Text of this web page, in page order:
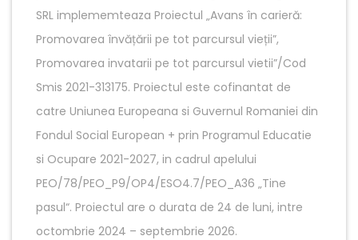
SRL implememteaza Proiectul „Avans în carieră:
Promovarea învățării pe tot parcursul vieții”,
Promovarea invatarii pe tot parcursul vietii”/Cod
Smis 2021-313175. Proiectul este cofinantat de
catre Uniunea Europeana si Guvernul Romaniei din
Fondul Social European + prin Programul Educatie
si Ocupare 2021-2027, in cadrul apelului
PEO/78/PEO_P9/OP4/ESO4.7/PEO_A36 „Tine
pasul“. Proiectul are o durata de 24 de luni, intre
octombrie 2024 – septembrie 2026.